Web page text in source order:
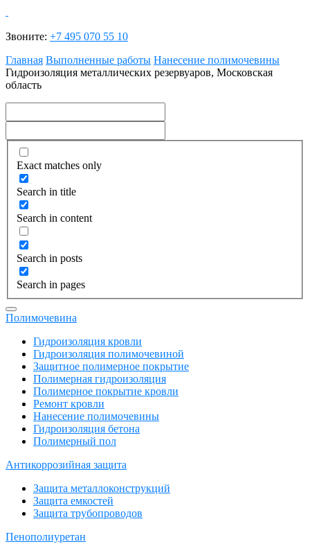
Звоните: +7 495 070 55 10
Главная Выполненные работы Нанесение полимочевины
Гидроизоляция металлических резервуаров, Московская
область
Exact matches only
Search in title
Search in content
Search in posts
Search in pages
Полимочевина
Гидроизоляция кровли
Гидроизоляция полимочевиной
Защитное полимерное покрытие
Полимерная гидроизоляция
Полимерное покрытие кровли
Ремонт кровли
Нанесение полимочевины
Гидроизоляция бетона
Полимерный пол
Антикоррозийная защита
Защита металлоконструкций
Защита емкостей
Защита трубопроводов
Пенополиуретан